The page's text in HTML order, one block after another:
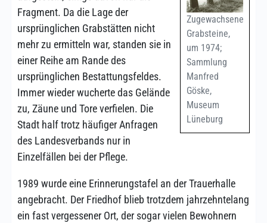
Zugewachsene
Grabsteine,
um 1974;
Sammlung
Manfred
Göske,
Museum
Lüneburg
Fragment. Da die Lage der
ursprünglichen Grabstätten nicht
mehr zu ermitteln war, standen sie in
einer Reihe am Rande des
ursprünglichen Bestattungsfeldes.
Immer wieder wucherte das Gelände
zu, Zäune und Tore verfielen. Die
Stadt half trotz häufiger Anfragen
des Landesverbands nur in
Einzelfällen bei der Pflege.
1989 wurde eine Erinnerungstafel an der Trauerhalle
angebracht. Der Friedhof blieb trotzdem jahrzehntelang
ein fast vergessener Ort, der sogar vielen Bewohnern